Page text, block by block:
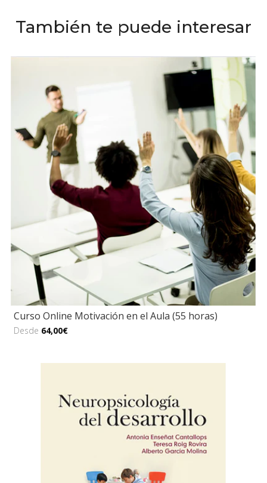
También te puede interesar
Curso Online Motivación en el Aula (55 horas)
Desde 64,00€